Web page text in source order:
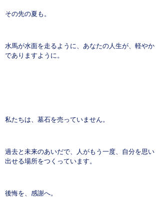
その先の夏も。
水馬が水面を走るように、あなたの人生が、軽やか
でありますように。
私たちは、墓石を売っていません。
過去と未来のあいだで、人がもう一度、自分を思い
出せる場所をつくっています。
後悔を、感謝へ。